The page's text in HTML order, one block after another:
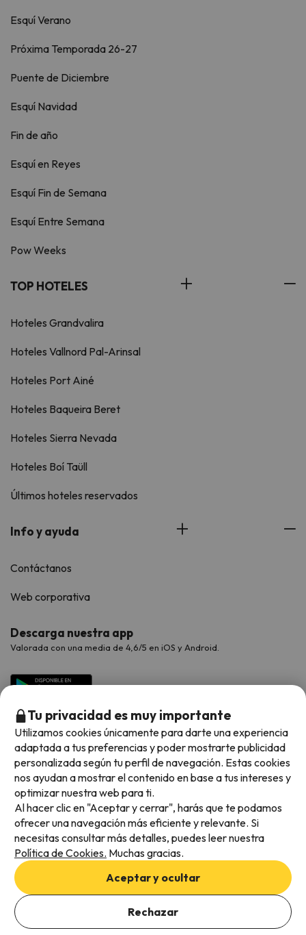
Añade las fechas para comprobar la disponibilidad
Añadir fechas
Esquí Verano
Próxima Temporada 26-27
Puente de Diciembre
Esquí Navidad
Fin de año
Esquí en Reyes
Esquí Fin de Semana
Esquí Entre Semana
Pow Weeks
TOP HOTELES
Hoteles Grandvalira
Hoteles Vallnord Pal-Arinsal
Hoteles Port Ainé
Hoteles Baqueira Beret
Hoteles Sierra Nevada
Hoteles Boí Taüll
Últimos hoteles reservados
Info y ayuda
Contáctanos
Web corporativa
Descarga nuestra app
Valorada con una media de 4,6/5 en iOS y Android.
Métodos de pago disponibles
Condiciones generales
Privacidad de datos
Política de cookies
Tu privacidad es muy importante
Utilizamos cookies únicamente para darte una experiencia
adaptada a tus preferencias y poder mostrarte publicidad
personalizada según tu perfil de navegación. Estas cookies
nos ayudan a mostrar el contenido en base a tus intereses y
optimizar nuestra web para ti.
Al hacer clic en "Aceptar y cerrar", harás que te podamos
ofrecer una navegación más eficiente y relevante. Si
necesitas consultar más detalles, puedes leer nuestra
Política de Cookies. Muchas gracias.
Aceptar y ocultar
Rechazar